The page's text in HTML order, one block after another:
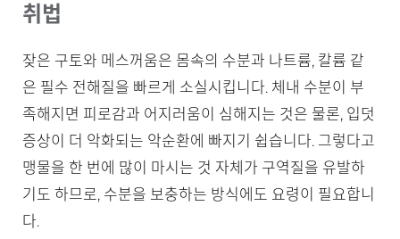
취법
잦은 구토와 메스꺼움은 몸속의 수분과 나트륨, 칼륨 같
은 필수 전해질을 빠르게 소실시킵니다. 체내 수분이 부
족해지면 피로감과 어지러움이 심해지는 것은 물론, 입덧
증상이 더 악화되는 악순환에 빠지기 쉽습니다. 그렇다고
맹물을 한 번에 많이 마시는 것 자체가 구역질을 유발하
기도 하므로, 수분을 보충하는 방식에도 요령이 필요합니
다.